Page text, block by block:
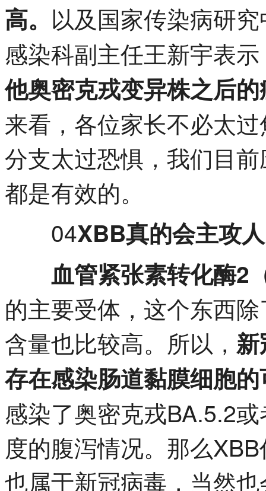
高。 以及国家传染病研
感染科副主任王新宇表
他奥密克戎变异株之后
来看，各位家长不必太
分支太过恐惧，我们目
都是有效的。
04XBB真的会主攻
血管紧张素转化酶2
的主要受体，这个东西
含量也比较高。所以，
存在感染肠道黏膜细胞
感染了奥密克戎BA.5.2
度的腹泻情况。那么
也属于新冠病毒，当然